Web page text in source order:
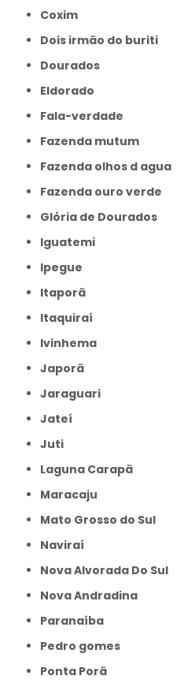
Coxim
Dois irmão do buriti
Dourados
Eldorado
Fala-verdade
Fazenda mutum
Fazenda olhos d agua
Fazenda ouro verde
Glória de Dourados
Iguatemi
Ipegue
Itaporã
Itaquiraí
Ivinhema
Japorã
Jaraguari
Jateí
Juti
Laguna Carapã
Maracaju
Mato Grosso do Sul
Naviraí
Nova Alvorada Do Sul
Nova Andradina
Paranaíba
Pedro gomes
Ponta Porã